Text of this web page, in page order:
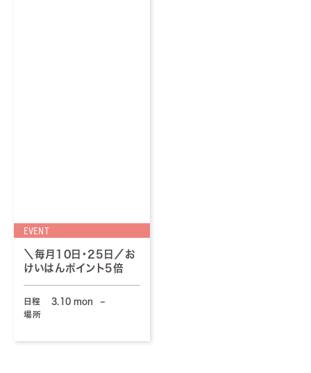
EVENT
＼毎月10日・25日／お
けいはんポイント5倍
日程 3.10 mon
–
場所